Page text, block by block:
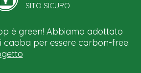
SITO SICURO
è green! Abbiamo adottato
caoba per essere carbon-free.